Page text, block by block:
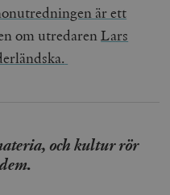
är ett
om utredarenLars
och kultur rör